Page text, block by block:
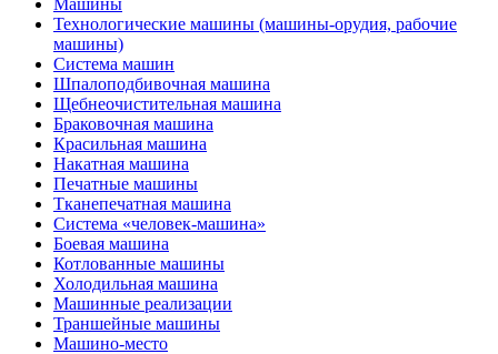
Машины
Технологические машины (машины-орудия, рабочие
машины)
Система машин
Шпалоподбивочная машина
Щебнеочистительная машина
Браковочная машина
Красильная машина
Накатная машина
Печатные машины
Тканепечатная машина
Система «человек-машина»
Боевая машина
Котлованные машины
Холодильная машина
Машинные реализации
Траншейные машины
Машино-место